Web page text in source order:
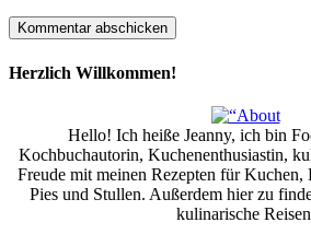
Herzlich Willkommen!
Hello! Ich heiße Jeanny, ich bin
Kochbuchautorin, Kuchenenthusiastin,
Freude mit meinen Rezepten für Kuchen,
Pies und Stullen. Außerdem hier zu
kulinarische